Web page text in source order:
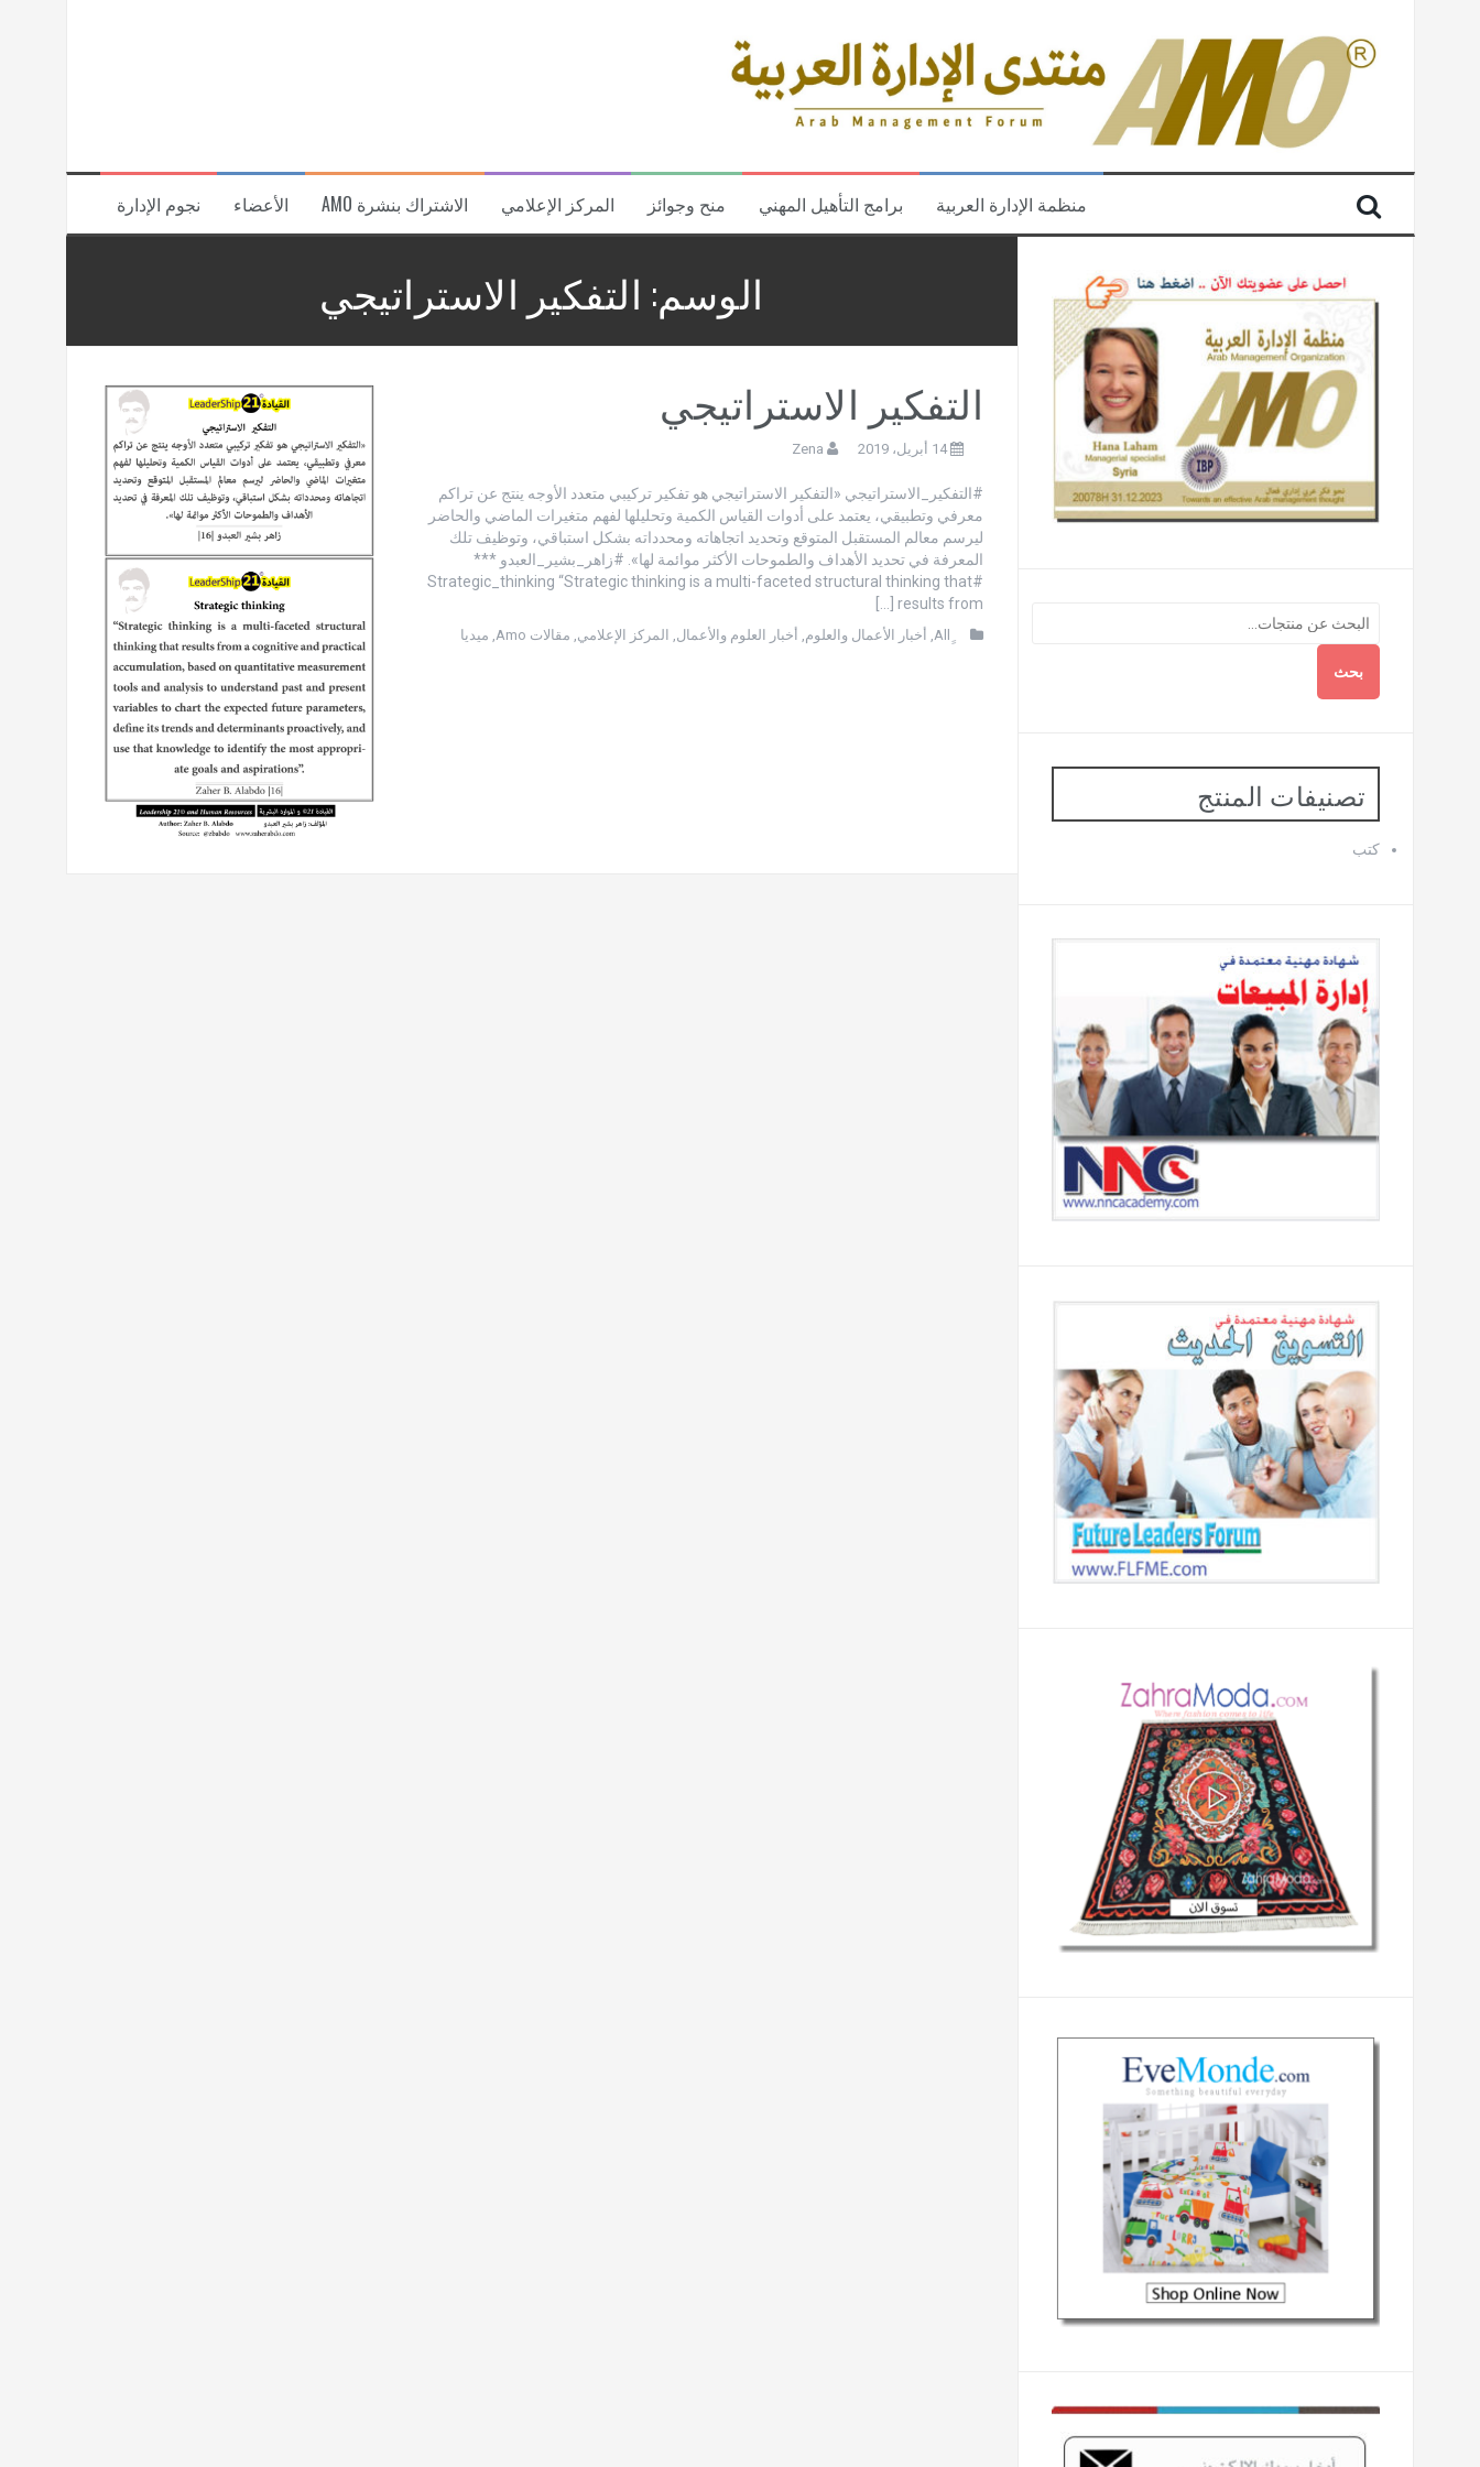
نجوم الإدارة الأعضاء الاشتراك بنشرة AMO المركز الإعلامي منح وجوائز برامج التأهيل المهني منظمة الإدارة العربية
الوسم: التفكير الاستراتيجي
التفكير الاستراتيجي
14 أبريل، 2019 Zena
#التفكير_الاستراتيجي «التفكير الاستراتيجي هو تفكير تركيبي متعدد الأوجه ينتج عن تراكم
معرفي وتطبيقي، يعتمد على أدوات القياس الكمية وتحليلها لفهم متغيرات الماضي والحاضر
ليرسم معالم المستقبل المتوقع وتحديد اتجاهاته ومحدداته بشكل استباقي، وتوظيف تلك
المعرفة في تحديد الأهداف والطموحات الأكثر موائمة لها». #زاهر_بشير_العبدو ***
#Strategic_thinking “Strategic thinking is a multi-faceted structural thinking that
results from […]
أخبار الأعمال والعلوم أخبار العلوم والأعمال المركز الإعلامي مقالات Amo ميديا
بحث
تصنيفات المنتج
كتب